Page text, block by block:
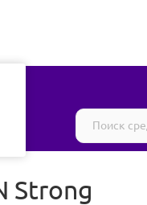
Strong